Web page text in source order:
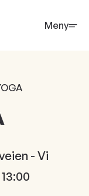
Meny
- Vi